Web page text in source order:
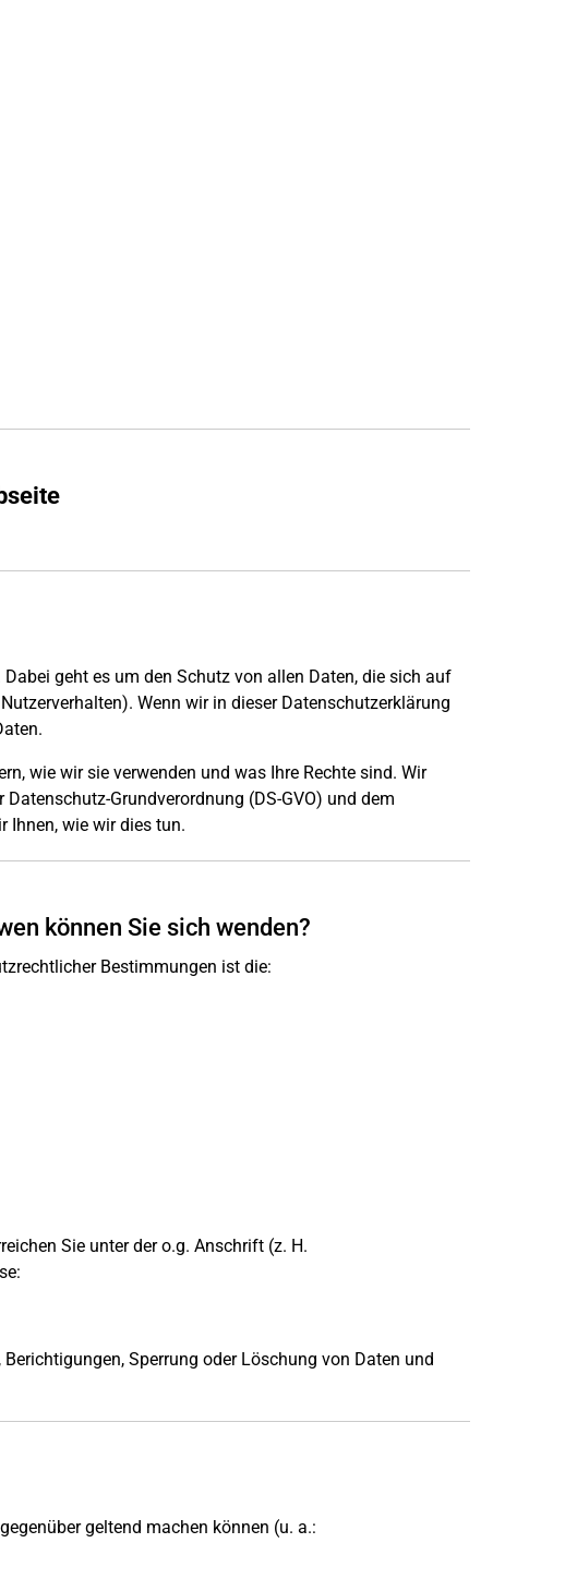
geht es um den Schutz von allen Daten, die sich auf
Wenn wir in dieser Datenschutzerklärung
wie wir sie verwenden und was Ihre Rechte sind. Wir
Grundverordnung (DS-GVO) und dem
Ihnen, wie wir dies tun.
können Sie sich wenden?
Bestimmungen ist die:
Sie unter der o.g. Anschrift (z. H.
Sperrung oder Löschung von Daten und
geltend machen können (u. a.: